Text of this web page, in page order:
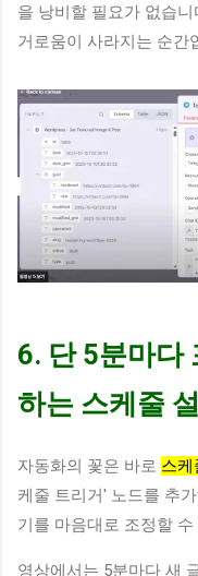
을 낭비할 필요가 없습니
거로움이 사라지는 순간
6. 단 5분마다
하는 스케줄
자동화의 꽃은 바로 스케
케줄 트리거' 노드를 추
기를 마음대로 조정할 수
영상에서는 5분마다 새